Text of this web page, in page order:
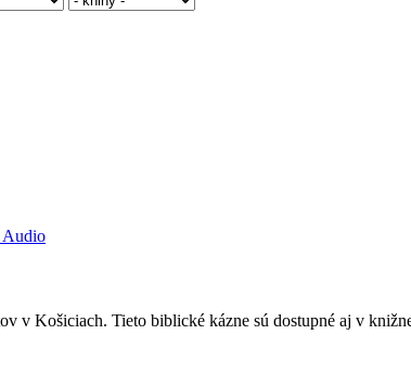
Audio
v Košiciach. Tieto biblické kázne sú dostupné aj v